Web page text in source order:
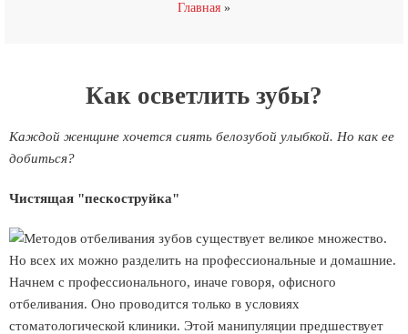
Главная
Как осветлить зубы?
Каждой женщине хочется сиять белозубой улыбкой. Но как ее
добиться?
Чистящая "пескоструйка"
Методов отбеливания зубов существует великое множество.
Но всех их можно разделить на профессиональные и домашние.
Начнем с профессионального, иначе говоря, офисного
отбеливания. Оно проводится только в условиях
стоматологической клиники. Этой манипуляции предшествует